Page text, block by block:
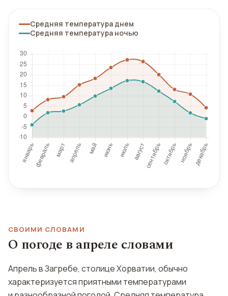
Средняя температура днем
Средняя температура ночью
СВОИМИ СЛОВАМИ
О погоде в апреле словами
Апрель в Загребе, столице Хорватии, обычно
характеризуется приятными температурами